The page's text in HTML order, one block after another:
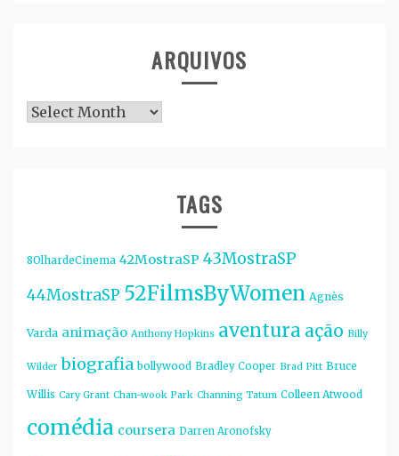
ARQUIVOS
Arquivos
TAGS
8OlhardeCinema 42MostraSP 43MostraSP
44MostraSP 52FilmsByWomen Agnès
Varda animação Anthony Hopkins aventura ação Billy
Wilder biografia bollywood Bradley Cooper Brad Pitt Bruce
Willis Cary Grant Chan-wook Park Channing Tatum Colleen Atwood
comédia coursera Darren Aronofsky